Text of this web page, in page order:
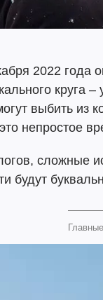
2022 года
круга –
выбить из
непростое
сложные
будут